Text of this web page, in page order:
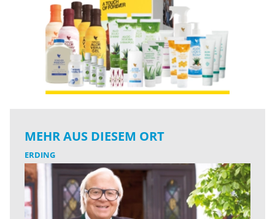
MEHR AUS DIESEM ORT
ERDING